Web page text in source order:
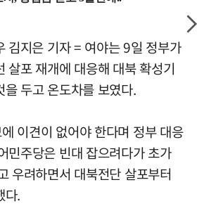
김지은 기자 = 여야는 9일 정부가
살포 재개에 대응해 대북 확성기
두고 온도차를 보였다.
이견이 없어야 한다며 정부 대응
민주당은 빈대 잡으려다가 초가
우려하면서 대북전단 살포부터
다.